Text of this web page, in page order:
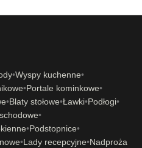
•Wyspy kuchenne•
•Portale kominkowe•
•Blaty stołowe•Ławki•Podłogi•
•
•Podstopnice•
•Lady recepcyjne•Nadproża